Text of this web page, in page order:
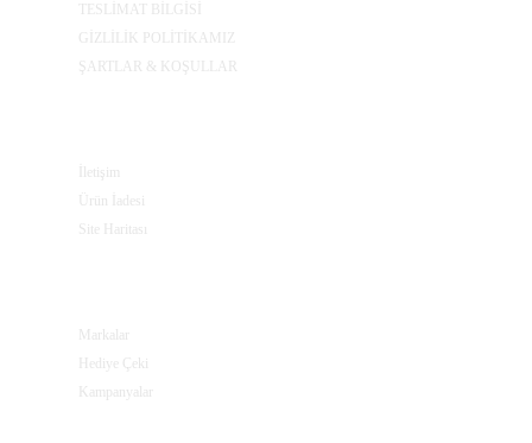
TESLİMAT BİLGİSİ
GİZLİLİK POLİTİKAMIZ
ŞARTLAR & KOŞULLAR
İletişim
Ürün İadesi
Site Haritası
Markalar
Hediye Çeki
Kampanyalar